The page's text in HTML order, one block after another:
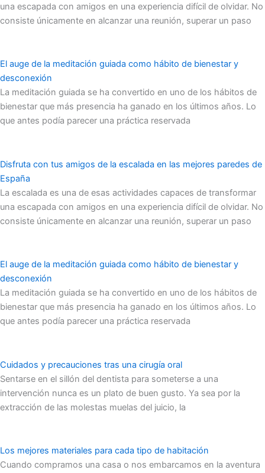
una escapada con amigos en una experiencia difícil de olvidar. No
consiste únicamente en alcanzar una reunión, superar un paso
El auge de la meditación guiada como hábito de bienestar y
desconexión
La meditación guiada se ha convertido en uno de los hábitos de
bienestar que más presencia ha ganado en los últimos años. Lo
que antes podía parecer una práctica reservada
Disfruta con tus amigos de la escalada en las mejores paredes de
España
La escalada es una de esas actividades capaces de transformar
una escapada con amigos en una experiencia difícil de olvidar. No
consiste únicamente en alcanzar una reunión, superar un paso
El auge de la meditación guiada como hábito de bienestar y
desconexión
La meditación guiada se ha convertido en uno de los hábitos de
bienestar que más presencia ha ganado en los últimos años. Lo
que antes podía parecer una práctica reservada
Cuidados y precauciones tras una cirugía oral
Sentarse en el sillón del dentista para someterse a una
intervención nunca es un plato de buen gusto. Ya sea por la
extracción de las molestas muelas del juicio, la
Los mejores materiales para cada tipo de habitación
Cuando compramos una casa o nos embarcamos en la aventura